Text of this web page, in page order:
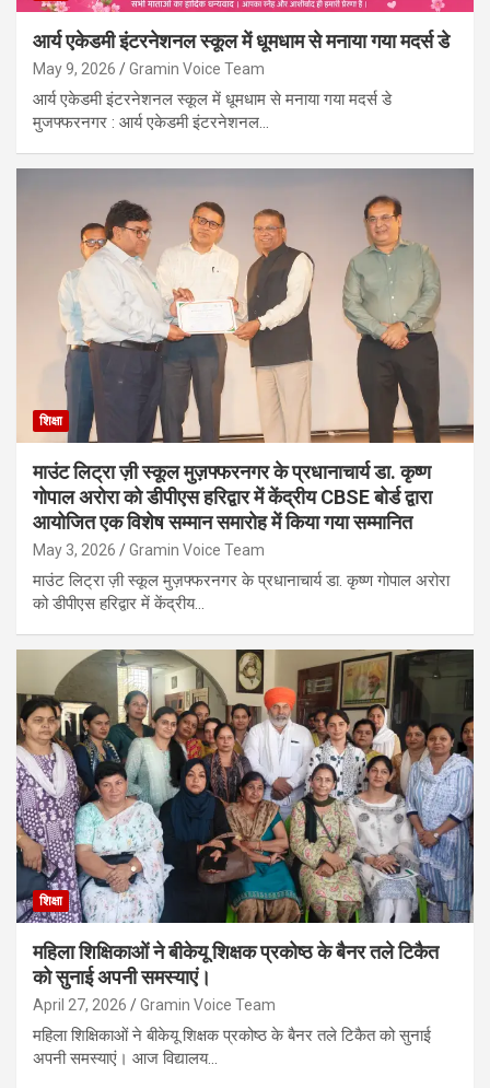
आर्य एकेडमी इंटरनेशनल स्कूल में धूमधाम से मनाया गया मदर्स डे
May 9, 2026 Gramin Voice Team
आर्य एकेडमी इंटरनेशनल स्कूल में धूमधाम से मनाया गया मदर्स डे
मुजफ्फरनगर : आर्य एकेडमी इंटरनेशनल…
शिक्षा
माउंट लिट्रा ज़ी स्कूल मुज़फ्फरनगर के प्रधानाचार्य डा. कृष्ण
गोपाल अरोरा को डीपीएस हरिद्वार में केंद्रीय CBSE बोर्ड द्वारा
आयोजित एक विशेष सम्मान समारोह में किया गया सम्मानित
May 3, 2026 Gramin Voice Team
माउंट लिट्रा ज़ी स्कूल मुज़फ्फरनगर के प्रधानाचार्य डा. कृष्ण गोपाल अरोरा
को डीपीएस हरिद्वार में केंद्रीय…
शिक्षा
महिला शिक्षिकाओं ने बीकेयू शिक्षक प्रकोष्ठ के बैनर तले टिकैत
को सुनाई अपनी समस्याएं।
April 27, 2026 Gramin Voice Team
महिला शिक्षिकाओं ने बीकेयू शिक्षक प्रकोष्ठ के बैनर तले टिकैत को सुनाई
अपनी समस्याएं। आज विद्यालय…